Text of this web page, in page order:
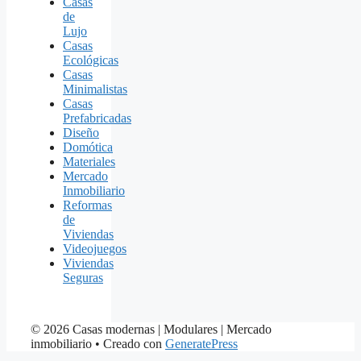
de
Lujo
Casas
Ecológicas
Casas
Minimalistas
Casas
Prefabricadas
Diseño
Domótica
Materiales
Mercado
Inmobiliario
Reformas
de
Viviendas
Videojuegos
Viviendas
Seguras
© 2026 Casas modernas | Modulares | Mercado
inmobiliario • Creado con GeneratePress